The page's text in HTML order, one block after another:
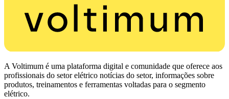
A Voltimum é uma plataforma digital e comunidade que oferece aos
profissionais do setor elétrico notícias do setor, informações sobre
produtos, treinamentos e ferramentas voltadas para o segmento
elétrico.